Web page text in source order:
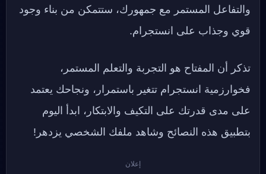
والتفاعل المستمر مع جمهورك، ستتمكن من بناء وجود
قوي وجذاب على انستجرام.
تذكر أن المفتاح هو التجربة والتعلم المستمر،
فخوارزمية انستجرام تتغير باستمرار، ونجاحك يعتمد
على مدى قدرتك على التكيف والابتكار، ابدأ اليوم
بتطبيق هذه النصائح وشاهد ملفك الشخصي يزدهر!
إعلان